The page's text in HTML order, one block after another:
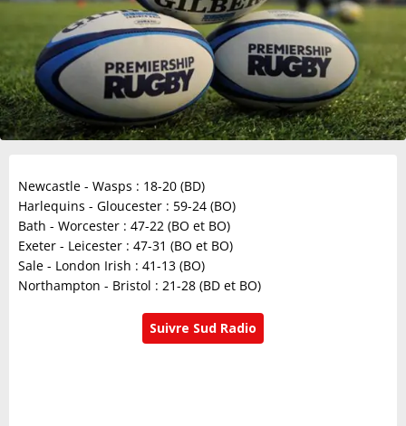
Newcastle - Wasps : 18-20 (BD)
Harlequins - Gloucester : 59-24 (BO)
Bath - Worcester : 47-22 (BO et BO)
Exeter - Leicester : 47-31 (BO et BO)
Sale - London Irish : 41-13 (BO)
Northampton - Bristol : 21-28 (BD et BO)
Suivre Sud Radio